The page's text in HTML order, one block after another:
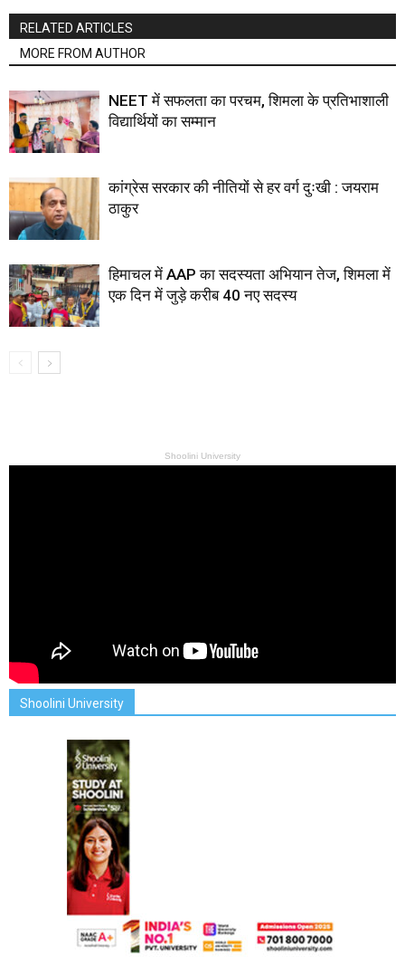
RELATED ARTICLES
MORE FROM AUTHOR
NEET में सफलता का परचम, शिमला के प्रतिभाशाली
विद्यार्थियों का सम्मान
कांग्रेस सरकार की नीतियों से हर वर्ग दुःखी : जयराम
ठाकुर
हिमाचल में AAP का सदस्यता अभियान तेज, शिमला में
एक दिन में जुड़े करीब 40 नए सदस्य
Shoolini University
Shoolini University